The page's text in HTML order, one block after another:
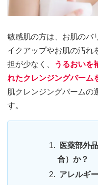
敏感肌の方は、お肌のバ
イクアップやお肌の汚れ
担が少なく、
うるおいを
れたクレンジングバーム
肌クレンジングバームの
す。
医薬部外
合）か？
アレルギ